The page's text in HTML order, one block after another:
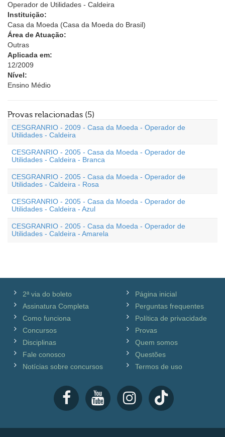
Operador de Utilidades - Caldeira
Instituição:
Casa da Moeda (Casa da Moeda do Brasil)
Área de Atuação:
Outras
Aplicada em:
12/2009
Nível:
Ensino Médio
Provas relacionadas (5)
CESGRANRIO - 2009 - Casa da Moeda - Operador de
Utilidades - Caldeira
CESGRANRIO - 2005 - Casa da Moeda - Operador de
Utilidades - Caldeira - Branca
CESGRANRIO - 2005 - Casa da Moeda - Operador de
Utilidades - Caldeira - Rosa
CESGRANRIO - 2005 - Casa da Moeda - Operador de
Utilidades - Caldeira - Azul
CESGRANRIO - 2005 - Casa da Moeda - Operador de
Utilidades - Caldeira - Amarela
2ª via do boleto
Assinatura Completa
Como funciona
Concursos
Disciplinas
Fale conosco
Notícias sobre concursos
Página inicial
Perguntas frequentes
Política de privacidade
Provas
Quem somos
Questões
Termos de uso